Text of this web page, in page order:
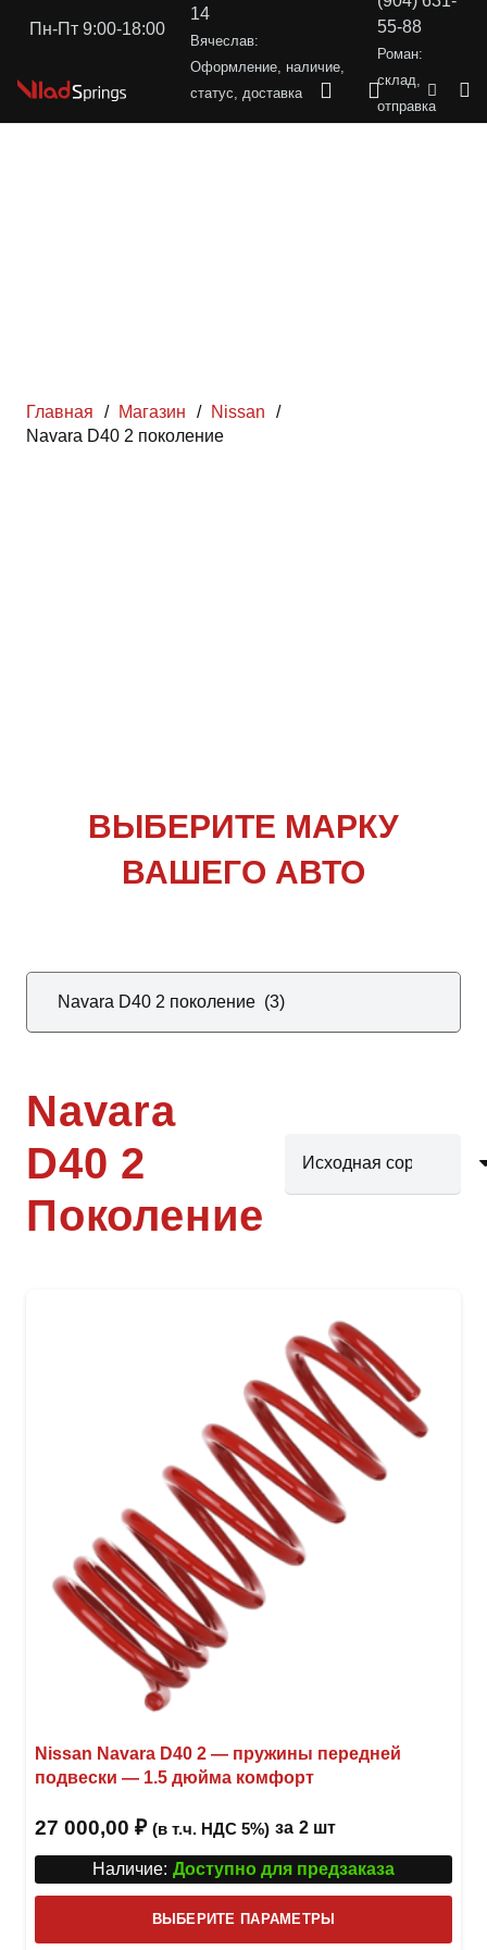
Пн-Пт 9:00-18:00
14
Вячеслав:
Оформление, наличие,
статус, доставка
55-88
Роман:
склад,
отправка
Главная / Магазин / Nissan
/
Navara D40 2 поколение
ВЫБЕРИТЕ МАРКУ
ВАШЕГО АВТО
Navara
D40 2
Поколение
Nissan Navara D40 2 — пружины передней
подвески — 1.5 дюйма комфорт
27 000,00 ₽ (в т.ч. НДС 5%) за 2 шт
Наличие: Доступно для предзаказа
ВЫБЕРИТЕ ПАРАМЕТРЫ
товар